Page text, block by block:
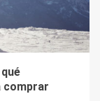
comprar